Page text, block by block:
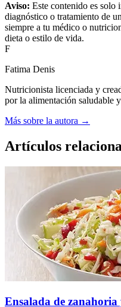
Aviso: Este contenido es solo
diagnóstico o tratamiento de
siempre a tu médico o
dieta o estilo de vida.
F
Fatima Denis
Nutricionista licenciada y
por la alimentación saludable
Más sobre la autora →
Artículos
Ensalada de